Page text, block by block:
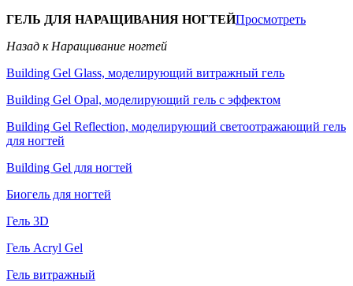
ГЕЛЬ ДЛЯ НАРАЩИВАНИЯ НОГТЕЙПросмотреть
Назад к Наращивание ногтей
Building Gel Glass, моделирующий витражный гель
Building Gel Opal, моделирующий гель с эффектом
Building Gel Reflection, моделирующий светоотражающий гель
для ногтей
Building Gel для ногтей
Биогель для ногтей
Гель 3D
Гель Acryl Gel
Гель витражный